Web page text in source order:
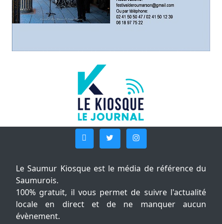
Le Saumur Kiosque est le média de référence du
Saumurois.
100% gratuit, il vous permet de suivre l'actualité
locale en direct et de ne manquer aucun
évènement.